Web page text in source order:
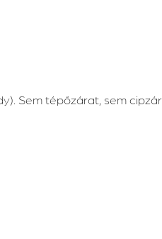
Sem tépőzárat, sem